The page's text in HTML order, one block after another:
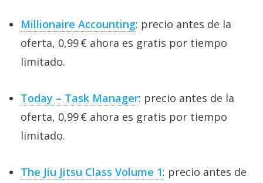
Millionaire Accounting: precio antes de la
oferta, 0,99 € ahora es gratis por tiempo
limitado.
Today – Task Manager: precio antes de la
oferta, 0,99 € ahora es gratis por tiempo
limitado.
The Jiu Jitsu Class Volume 1: precio antes de